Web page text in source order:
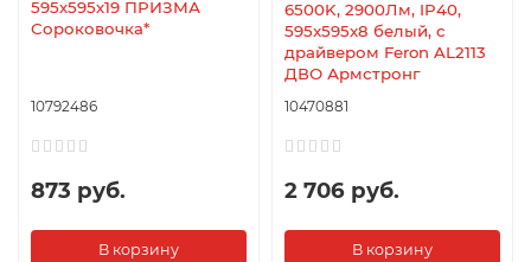
595х595х19 ПРИЗМА
Сороковочка*
10792486
873 руб.
В корзину
6500K, 2900Лм, IP40,
595x595x8 белый, с
драйвером Feron AL2113
ДВО Армстронг
10470881
2 706 руб.
В корзину